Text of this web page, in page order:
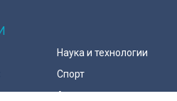
Наука и технологии
Спорт
Армия